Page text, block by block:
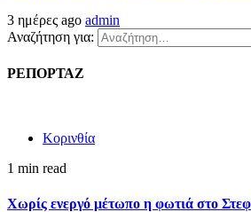
3 ημέρες ago admin
Αναζήτηση για:
ΡΕΠΟΡΤΑΖ
Κορινθία
1 min read
Χωρίς ενεργό μέτωπο η φωτιά στο